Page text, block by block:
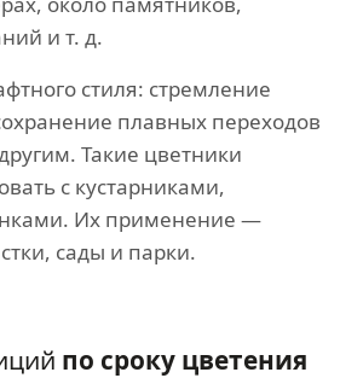
и т. д.
стиля: стремление
плавных переходов
Такие цветники
с кустарниками,
Их применение —
сады и парки.
по сроку цветения